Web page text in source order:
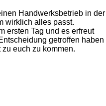
Handwerksbetrieb in der
wirklich alles passt.
ersten Tag und es erfreut
getroffen haben
euch zu kommen.